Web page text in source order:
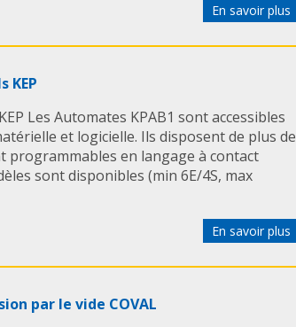
En savoir plus
KEP
Les Automates KPAB1 sont accessibles
et logicielle. Ils disposent de plus de
programmables en langage à contact
sont disponibles (min 6E/4S, max
En savoir plus
par le vide COVAL